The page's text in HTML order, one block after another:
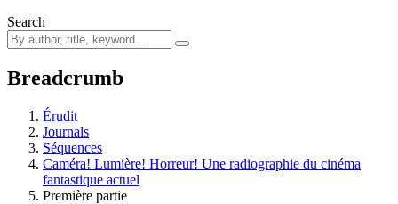
Search
Breadcrumb
Érudit
Journals
Séquences
Caméra! Lumière! Horreur! Une radiographie du cinéma
fantastique actuel
Première partie